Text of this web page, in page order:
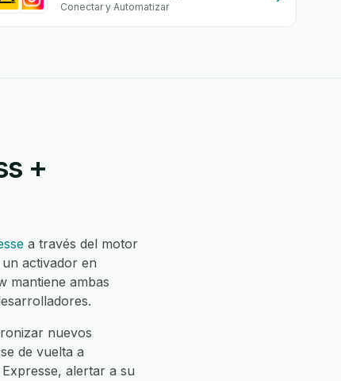
Conectar y Automatizar
+
a través del motor
activador en
mantiene ambas
nuevos
de vuelta a
alertar a su